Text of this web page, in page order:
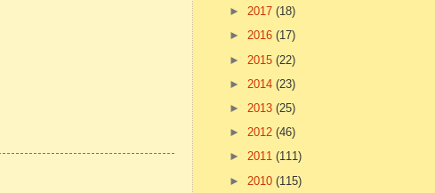
► 2017 (18)
► 2016 (17)
► 2015 (22)
► 2014 (23)
► 2013 (25)
► 2012 (46)
► 2011 (111)
► 2010 (115)